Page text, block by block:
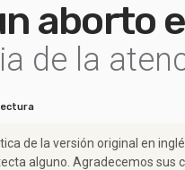
aborto
de la
de la versión original en
alguno. Agradecemos sus